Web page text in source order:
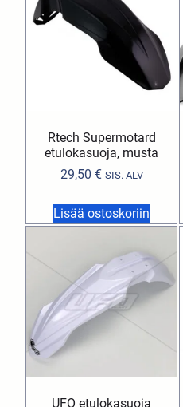
Rtech Supermotard
etulokasuoja, musta
29,50 € SIS. ALV
Lisää ostoskoriin
UFO etulokasuoja